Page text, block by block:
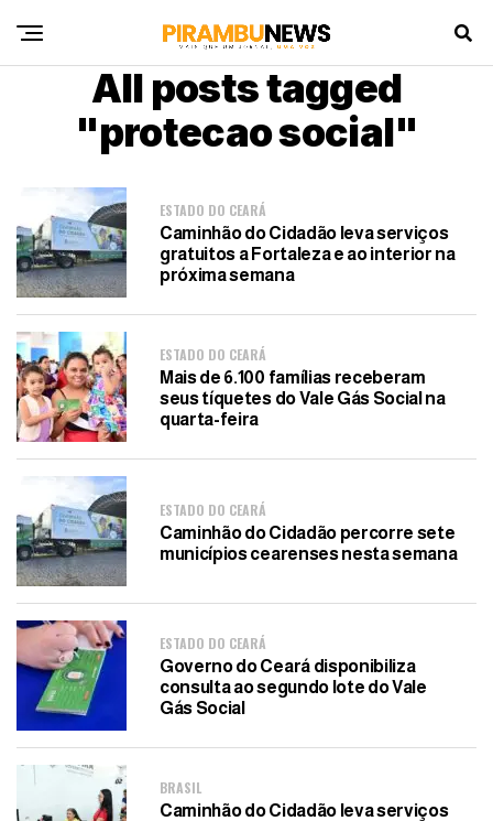
All posts tagged
"protecao social"
ESTADO DO CEARÁ
Caminhão do Cidadão leva serviços
gratuitos a Fortaleza e ao interior na
próxima semana
ESTADO DO CEARÁ
Mais de 6.100 famílias receberam
seus tíquetes do Vale Gás Social na
quarta-feira
ESTADO DO CEARÁ
Caminhão do Cidadão percorre sete
municípios cearenses nesta semana
ESTADO DO CEARÁ
Governo do Ceará disponibiliza
consulta ao segundo lote do Vale
Gás Social
BRASIL
Caminhão do Cidadão leva serviços